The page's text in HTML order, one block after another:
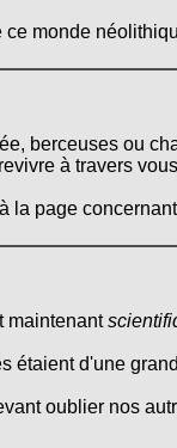
monde
berceuses ou
à travers
la page
maintenant
étaient d'une
oublier nos